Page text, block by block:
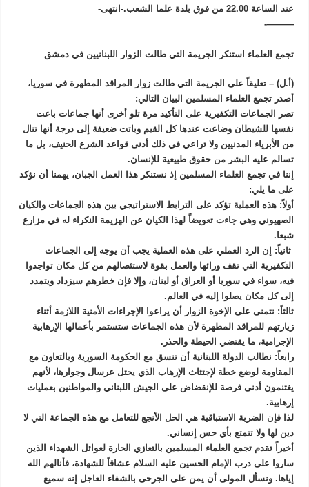
عند الساعة 22.00 من فوق بلدة علما الشعب.-انتهى-
———-
تجمع العلماء استنكر الجريمة التي طالت الزوار اللبنانيين في دمشق
(أ.ل) – تعليقاً على الجريمة التي طالت زوار المراقد المطهرة في سوريا،
أصدر تجمع العلماء المسلمين البيان التالي:
تصر الجماعات التكفيرية على التأكيد مرة تلو أخرى أنها جماعات باعت
نفسها للشيطان وضاعت عندها كل القيم وباتت ضعيفة إلى درجة أنها تنال
من الأبرياء المدنيين ولا تراعي في ذلك أدنى قواعد الشرع الحنيف، بل ما
تسالم عليه البشر من حقوق طبيعية للإنسان.
إننا في تجمع العلماء المسلمين إذ نستنكر هذا العمل الجبان، يهمنا أن نؤكد
على ما يلي:
أولاً: هذه العملية تؤكد على الترابط الاستراتيجي بين هذه الجماعات والكيان
الصهيوني وهي جاءت تعويضاً لهذا الكيان عن الهزيمة النكراء له في مزارع
شبعا.
ثانياً: إن الرد العملي على هذه العملية يجب أن يوجه إلى الجماعات
التكفيرية التي تقف ورائها والعمل بقوة لاستئصالهم من كل مكان تواجدوا
فيه، سواء في سوريا أو العراق أو لبنان، وإلا فإن خطرهم سيزداد ويتمدد
إلى كل مكان يصلوا إليه في العالم.
ثالثاً: نتمنى على الإخوة الزوار أن يراعوا الإجراءات الأمنية اللازمة أثناء
زيارتهم للمراقد المطهرة لأن هذه الجماعات ستستمر بأعمالها الإرهابية
الإجرامية، ما يقتضي الحيطة والحذر.
رابعاً: نطالب الدولة اللبنانية أن تنسق مع الحكومة السورية وبالتعاون مع
المقاومة لوضع خطة لإجتثاث الإرهاب الذي يحتل عرسال وجوارها، لأنهم
يغتنمون أدنى فرصة للإنقضاض على الجيش اللبناني والمواطنين بعمليات
إرهابية.
لذا فإن الضربة الاستباقية هي الحل الأنجع للتعامل مع هذه الجماعة التي لا
دين لها ولا تتمتع بأي حس إنساني.
أخيراً تقدم تجمع العلماء المسلمين بالتعازي الحارة لعوائل الشهداء الذين
ساروا على درب الإمام الحسين عليه السلام عشاقاً للشهادة، فأنالهم الله
إياها. ونسأل المولى أن يمن على الجرحى بالشفاء العاجل إنه سميع